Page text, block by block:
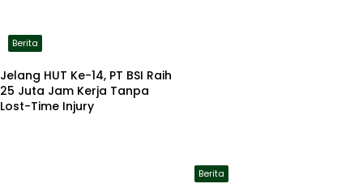
Berita
Jelang HUT Ke-14, PT BSI Raih
25 Juta Jam Kerja Tanpa
Lost-Time Injury
Berita